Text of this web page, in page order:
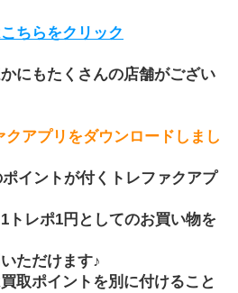
ちらをクリック
にもたくさんの店舗がござい
アプリをダウンロードしまし
イントが付くトレファクアプ
トレポ1円としてのお買い物を
ただけます♪
取ポイントを別に付けること